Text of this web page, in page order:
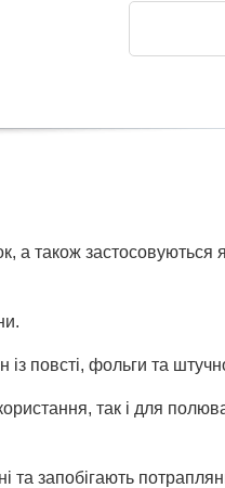
а також застосовуються
повсті, фольги та
так і для
запобігають